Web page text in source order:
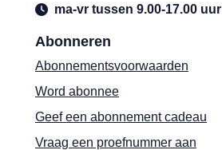
Abonneren
Abonnementsvoorwaarden
Word abonnee
Geef een abonnement cadeau
Vraag een proefnummer aan
ma-vr tussen 9.00-17.00 uur